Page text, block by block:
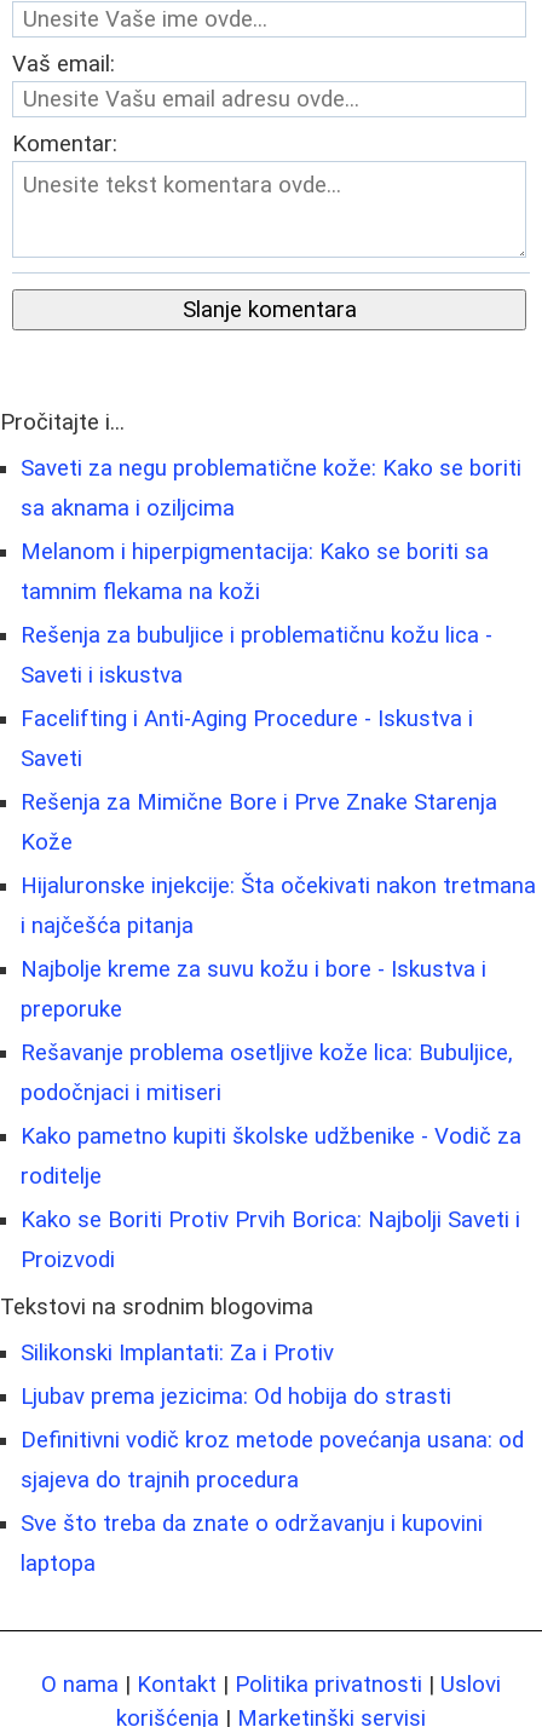
Vaš email:
Komentar:
Slanje komentara
Pročitajte i...
Saveti za negu problematične kože: Kako se boriti
sa aknama i oziljcima
Melanom i hiperpigmentacija: Kako se boriti sa
tamnim flekama na koži
Rešenja za bubuljice i problematičnu kožu lica -
Saveti i iskustva
Facelifting i Anti-Aging Procedure - Iskustva i
Saveti
Rešenja za Mimične Bore i Prve Znake Starenja
Kože
Hijaluronske injekcije: Šta očekivati nakon tretmana
i najčešća pitanja
Najbolje kreme za suvu kožu i bore - Iskustva i
preporuke
Rešavanje problema osetljive kože lica: Bubuljice,
podočnjaci i mitiseri
Kako pametno kupiti školske udžbenike - Vodič za
roditelje
Kako se Boriti Protiv Prvih Borica: Najbolji Saveti i
Proizvodi
Tekstovi na srodnim blogovima
Silikonski Implantati: Za i Protiv
Ljubav prema jezicima: Od hobija do strasti
Definitivni vodič kroz metode povećanja usana: od
sjajeva do trajnih procedura
Sve što treba da znate o održavanju i kupovini
laptopa
O nama | Kontakt | Politika privatnosti | Uslovi
korišćenja | Marketinški servisi